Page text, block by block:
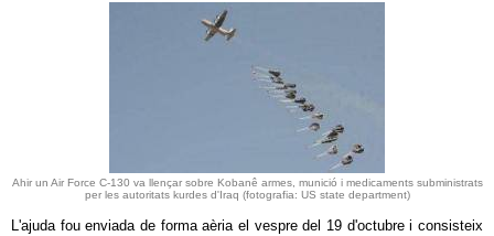
Ahir un Air Force C-130 va llençar sobre Kobanê armes, munició i medicaments subministrats
per les autoritats kurdes d'Iraq (fotografia: US state department)
L'ajuda fou enviada de forma aèria el vespre del 19 d'octubre i consisteix